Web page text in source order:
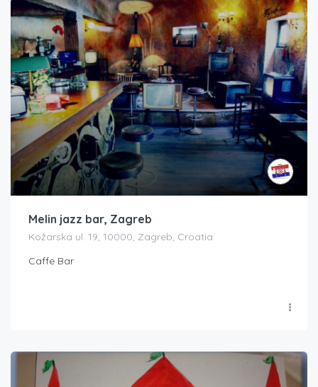
Melin jazz bar, Zagreb
Kožarska ul. 19, 10000, Zagreb, Croatia
Caffe Bar